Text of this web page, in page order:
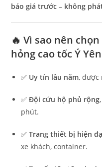
báo giá trước – không
🔥 Vì sao nên
hỏng cao tốc Ý
✅ Uy tín lâu năm, được
✅Đội cứu hộ phủ rộng
phút.
✅Trang thiết bị hiện
xe khách, container.